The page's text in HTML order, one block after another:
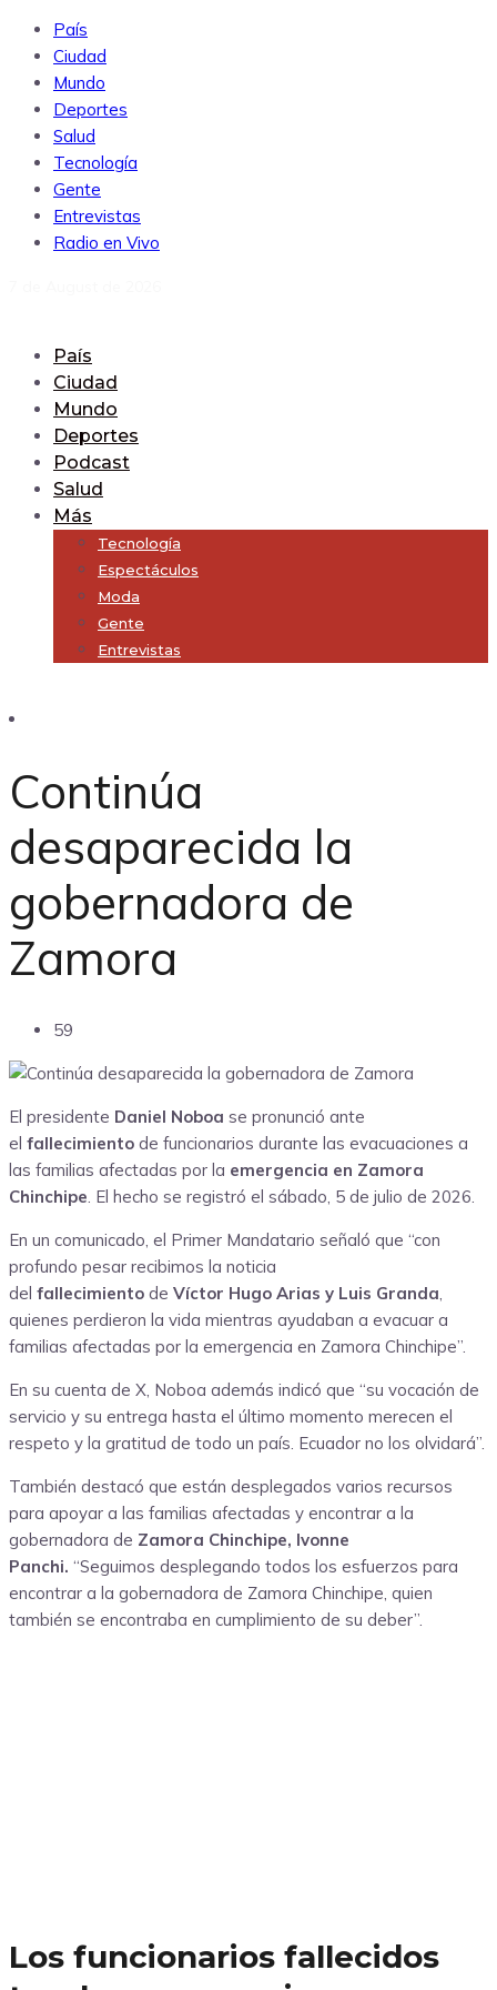
País
Ciudad
Mundo
Deportes
Salud
Tecnología
Gente
Entrevistas
Radio en Vivo
País
Ciudad
Mundo
Deportes
Podcast
Salud
Más
Tecnología
Espectáculos
Moda
Gente
Entrevistas
Continúa
desaparecida la
gobernadora de
Zamora
59
El presidente Daniel Noboa se pronunció ante
el fallecimiento de funcionarios durante las evacuaciones a
las familias afectadas por la emergencia en Zamora
Chinchipe. El hecho se registró el sábado, 5 de julio de 2026.
En un comunicado, el Primer Mandatario señaló que “con
profundo pesar recibimos la noticia
del fallecimiento de Víctor Hugo Arias y Luis Granda,
quienes perdieron la vida mientras ayudaban a evacuar a
familias afectadas por la emergencia en Zamora Chinchipe”.
En su cuenta de X, Noboa además indicó que “su vocación de
servicio y su entrega hasta el último momento merecen el
respeto y la gratitud de todo un país. Ecuador no los olvidará”.
También destacó que están desplegados varios recursos
para apoyar a las familias afectadas y encontrar a la
gobernadora de Zamora Chinchipe, Ivonne
Panchi. “Seguimos desplegando todos los esfuerzos para
encontrar a la gobernadora de Zamora Chinchipe, quien
también se encontraba en cumplimiento de su deber”.
Los funcionarios fallecidos